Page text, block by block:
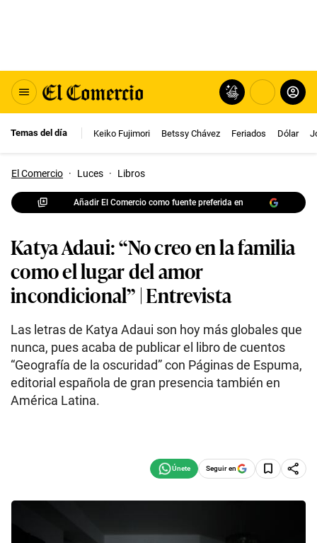
Temas del día Keiko Fujimori Betssy Chávez Feriados Dólar
El Comercio · Luces · Libros
Añadir El Comercio como fuente preferida en
Katya Adaui: “No creo en la familia
como el lugar del amor
incondicional” | Entrevista
Las letras de Katya Adaui son hoy más globales que
nunca, pues acaba de publicar el libro de cuentos
“Geografía de la oscuridad” con Páginas de Espuma,
editorial española de gran presencia también en
América Latina.
Seguir en